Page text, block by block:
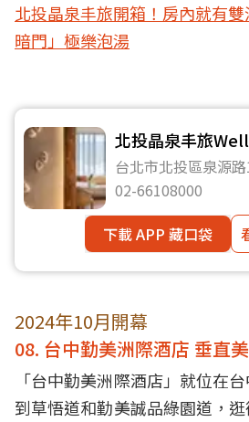
北投晶泉丰旅開箱！房內就有
暗門」極樂泡湯
北投晶泉丰旅
Beitou
台北市北投區泉源
02-66108000
下載 APP 藏口袋
2024年10月開幕
08. 台中勤美洲際酒店 垂直
「台中勤美洲際酒店」就位在
到草悟道和勤美誠品綠園道，